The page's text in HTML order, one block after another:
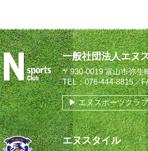
一般社団法人エヌ
〒930-0019 富山市弥生
TEL：076-444-8815／
エヌスポーツクラ
エヌスタイル